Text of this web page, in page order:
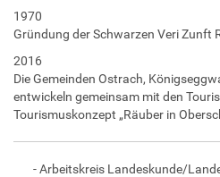
1970
Gründung der Schwarzen Veri Zunft
2016
Die Gemeinden Ostrach,
entwickeln gemeinsam mit den
Tourismuskonzept „Räuber in
- Arbeitskreis Landeskunde/